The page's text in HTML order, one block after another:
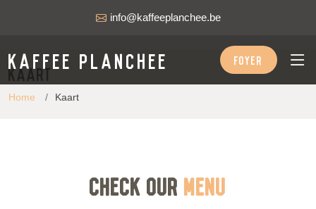
info@kaffeeplanchee.be
Kaffee Planchee FOYER
Kaart
Home Kaart
Check our Menu